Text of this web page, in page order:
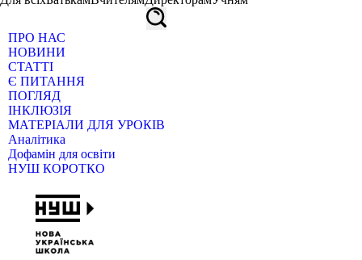
ПРО НАС
НОВИНИ
СТАТТІ
Є ПИТАННЯ
ПОГЛЯД
ІНКЛЮЗІЯ
МАТЕРІАЛИ ДЛЯ УРОКІВ
Аналітика
Дофамін для освіти
НУШ КОРОТКО